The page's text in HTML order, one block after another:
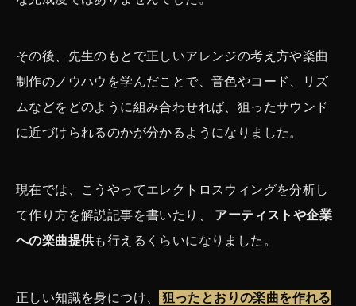
その後、先生のもとで正しいアレンジの考え方や楽曲
制作のノウハウを学んだことで、音色やコード、リズ
ムなどをどのように組み合わせれば、狙ったサウンド
に近づけられるのかが分かるようになりました。
現在では、こうやってエレクトロスウィングを分析し
て作り方を解説記事を書いたり、
アーティストや企業
への楽曲提供も行えるくらいになりました。
正しい知識を身につけ、
狙ったとおりの楽曲を作れる